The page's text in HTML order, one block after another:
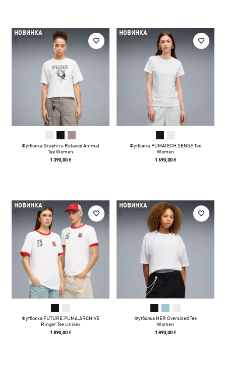
НОВИНКА
Футболка Graphics Relaxed Animal
Tee Women
1 390,00 ₴
НОВИНКА
Футболка PUMATECH SENSE Tee
Women
1 690,00 ₴
НОВИНКА
Футболка FUTURE.PUMA.ARCHIVE
Ringer Tee Unisex
1 890,00 ₴
НОВИНКА
Футболка HER Oversized Tee
Women
1 890,00 ₴